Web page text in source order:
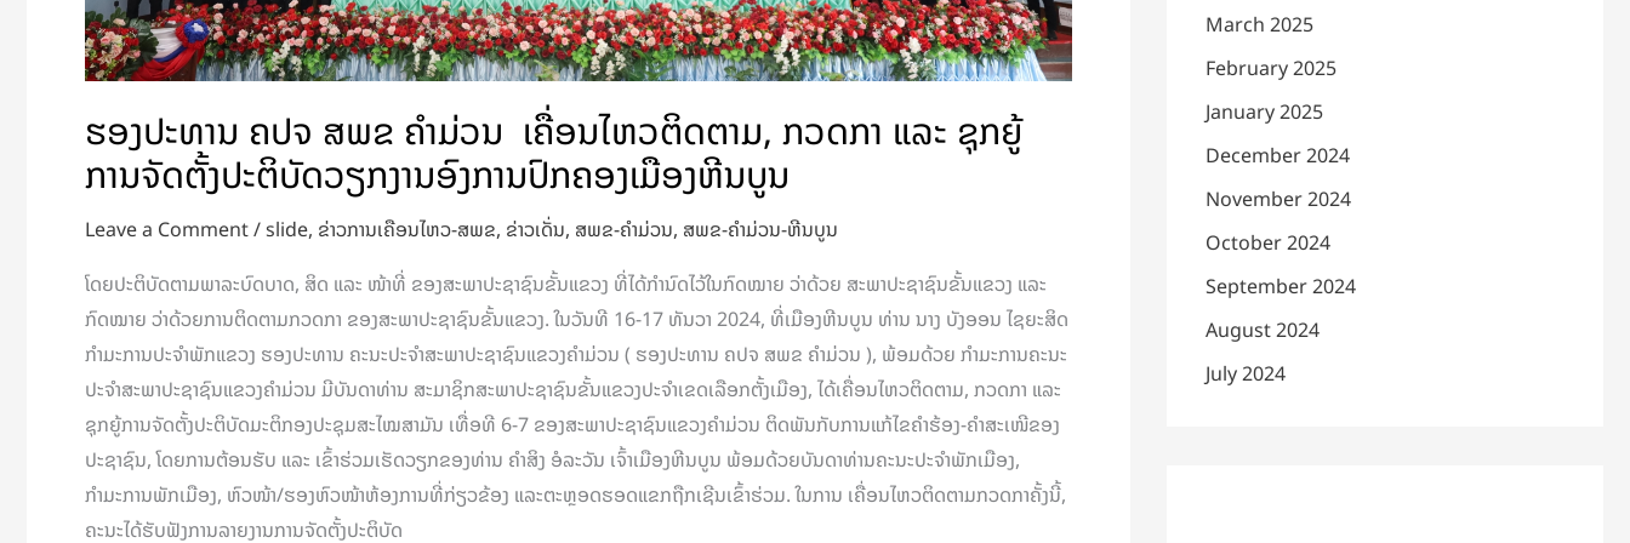
ຮອງປະທານ ຄປຈ ສພຂ ຄຳມ່ວນ ເຄື່ອນໄຫວຕິດຕາມ, ກວດກາ ແລະ ຊຸກຍູ້
ການຈັດຕັ້ງປະຕິບັດວຽກງານອົງການປົກຄອງເມືອງຫີນບູນ
Leave a Comment/slide, ຂ່າວການເຄືອນໄຫວ-ສພຂ, ຂ່າວເດັ່ນ, ສພຂ-ຄໍາມ່ວນ, ສພຂ-ຄໍາມ່ວນ-ຫີນບູນ
ໂດຍປະຕິບັດຕາມພາລະບົດບາດ, ສິດ ແລະ ໜ້າທີ່ ຂອງສະພາປະຊາຊົນຂັ້ນແຂວງ ທີ່ໄດ້ກຳນົດໄວ້ໃນກົດໝາຍ ວ່າດ້ວຍ ສະພາປະຊາຊົນຂັ້ນແຂວງ ແລະ
ກົດໝາຍ ວ່າດ້ວຍການຕິດຕາມກວດກາ ຂອງສະພາປະຊາຊົນຂັ້ນແຂວງ. ໃນວັນທີ 16-17 ທັນວາ 2024, ທີ່ເມືອງຫີນບູນ ທ່ານ ນາງ ບັງອອນ ໄຊຍະສິດ
ກຳມະການປະຈໍາພັກແຂວງ ຮອງປະທານ ຄະນະປະຈຳສະພາປະຊາຊົນແຂວງຄຳມ່ວນ ( ຮອງປະທານ ຄປຈ ສພຂ ຄຳມ່ວນ ), ພ້ອມດ້ວຍ ກຳມະການຄະນະ
ປະຈໍາສະພາປະຊາຊົນແຂວງຄໍາມ່ວນ ມີບັນດາທ່ານ ສະມາຊິກສະພາປະຊາຊົນຂັ້ນແຂວງປະຈໍາເຂດເລືອກຕັ້ງເມືອງ, ໄດ້ເຄື່ອນໄຫວຕິດຕາມ, ກວດກາ ແລະ
ຊຸກຍູ້ການຈັດຕັ້ງປະຕິບັດມະຕິກອງປະຊຸມສະໄໝສາມັນ ເທື່ອທີ 6-7 ຂອງສະພາປະຊາຊົນແຂວງຄໍາມ່ວນ ຕິດພັນກັບການແກ້ໄຂຄໍາຮ້ອງ-ຄໍາສະເໜີຂອງ
ປະຊາຊົນ, ໂດຍການຕ້ອນຮັບ ແລະ ເຂົ້າຮ່ວມເຮັດວຽກຂອງທ່ານ ຄໍາສິງ ອໍລະວັນ ເຈົ້າເມືອງຫີນບູນ ພ້ອມດ້ວຍບັນດາທ່ານຄະນະປະຈໍາພັກເມືອງ,
ກຳມະການພັກເມືອງ, ຫົວໜ້າ/ຮອງຫົວໜ້າຫ້ອງການທີ່ກ່ຽວຂ້ອງ ແລະຕະຫຼອດຮອດແຂກຖືກເຊີນເຂົ້າຮ່ວມ. ໃນການ ເຄື່ອນໄຫວຕິດຕາມກວດກາຄັ້ງນີ້,
ຄະນະໄດ້ຮັບຟັງການລາຍງານການຈັດຕັ້ງປະຕິບັດ
ຈັດຕັ້ງ
ປະຕິບັດ
ວຽກງານ
ອົງການ
ປົກຄອງ
ເມືອງ
ຫີນ
March 2025
February 2025
January 2025
December 2024
November 2024
October 2024
September 2024
August 2024
July 2024